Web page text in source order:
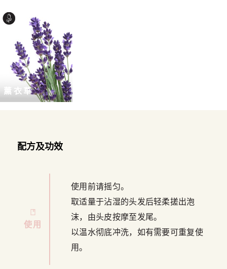
薰衣草
配方及功效
使用
使用前请摇匀。
取适量于沾湿的头发后轻柔搓出泡
沫，由头皮按摩至发尾。
以温水彻底冲洗，如有需要可重复使
用。